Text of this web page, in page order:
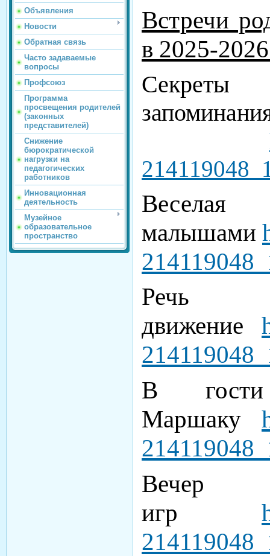
Объявления
Новости
Обратная связь
Часто задаваемые
вопросы
Профсоюз
Программа
просвещения родителей
(законных
представителей)
Снижение
бюрократической
нагрузки на
педагогических
работников
Инновационная
деятельность
Музейное
образовательное
пространство
Встречи
в 2025-
малышами
движение
В
Маршаку
Вечер
игр